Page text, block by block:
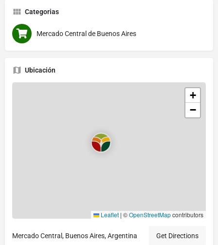
Categorias
Mercado Central de Buenos Aires
Ubicación
+
−
Leaflet | ©OpenStreetMapcontributors
Mercado Central, Buenos Aires, Argentina Get Directions